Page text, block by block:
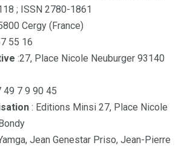
; ISSN 2780-1861
Cergy (France)
55 16
:27, Place Nicole Neuburger 93140
49 7 9 90 45
: Editions Minsi 27, Place Nicole
Jean Genestar Priso, Jean-Pierre